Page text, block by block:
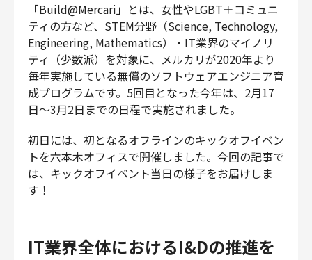
クリエイティブ
コーポレート
財務・経理
内部監査・リスク
法務
人事
セキュリティ・プライバシー
「Build@Mercari」とは、女性やLGBT＋コミュニ
ティの方など、STEM分野（Science, Technology,
Engineering, Mathematics）・IT業界のマイノリ
ティ（少数派）を対象に、メルカリが2020年より
毎年実施している無償のソフトウェアエンジニア育
成プログラムです。5回目となった今年は、2月17
日〜3月2日までの日程で実施されました。
初日には、初となるオフラインのキックオフイベン
トを六本木オフィスで開催しました。今回の記事で
は、キックオフイベント当日の様子をお届けしま
す！
IT業界全体におけるI&Dの推進を